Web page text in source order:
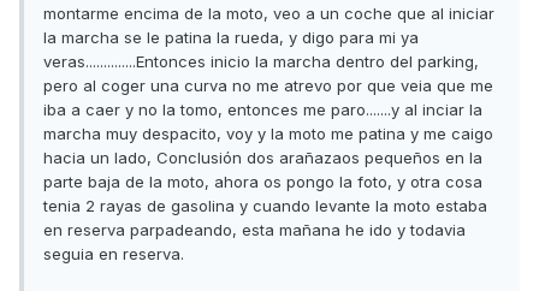
montarme encima de la moto, veo a un coche que al iniciar
la marcha se le patina la rueda, y digo para mi ya
veras..............Entonces inicio la marcha dentro del parking,
pero al coger una curva no me atrevo por que veia que me
iba a caer y no la tomo, entonces me paro.......y al inciar la
marcha muy despacito, voy y la moto me patina y me caigo
hacia un lado, Conclusión dos arañazaos pequeños en la
parte baja de la moto, ahora os pongo la foto, y otra cosa
tenia 2 rayas de gasolina y cuando levante la moto estaba
en reserva parpadeando, esta mañana he ido y todavia
seguia en reserva.